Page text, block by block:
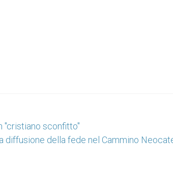
"cristiano sconfitto"
diffusione della fede nel Cammino